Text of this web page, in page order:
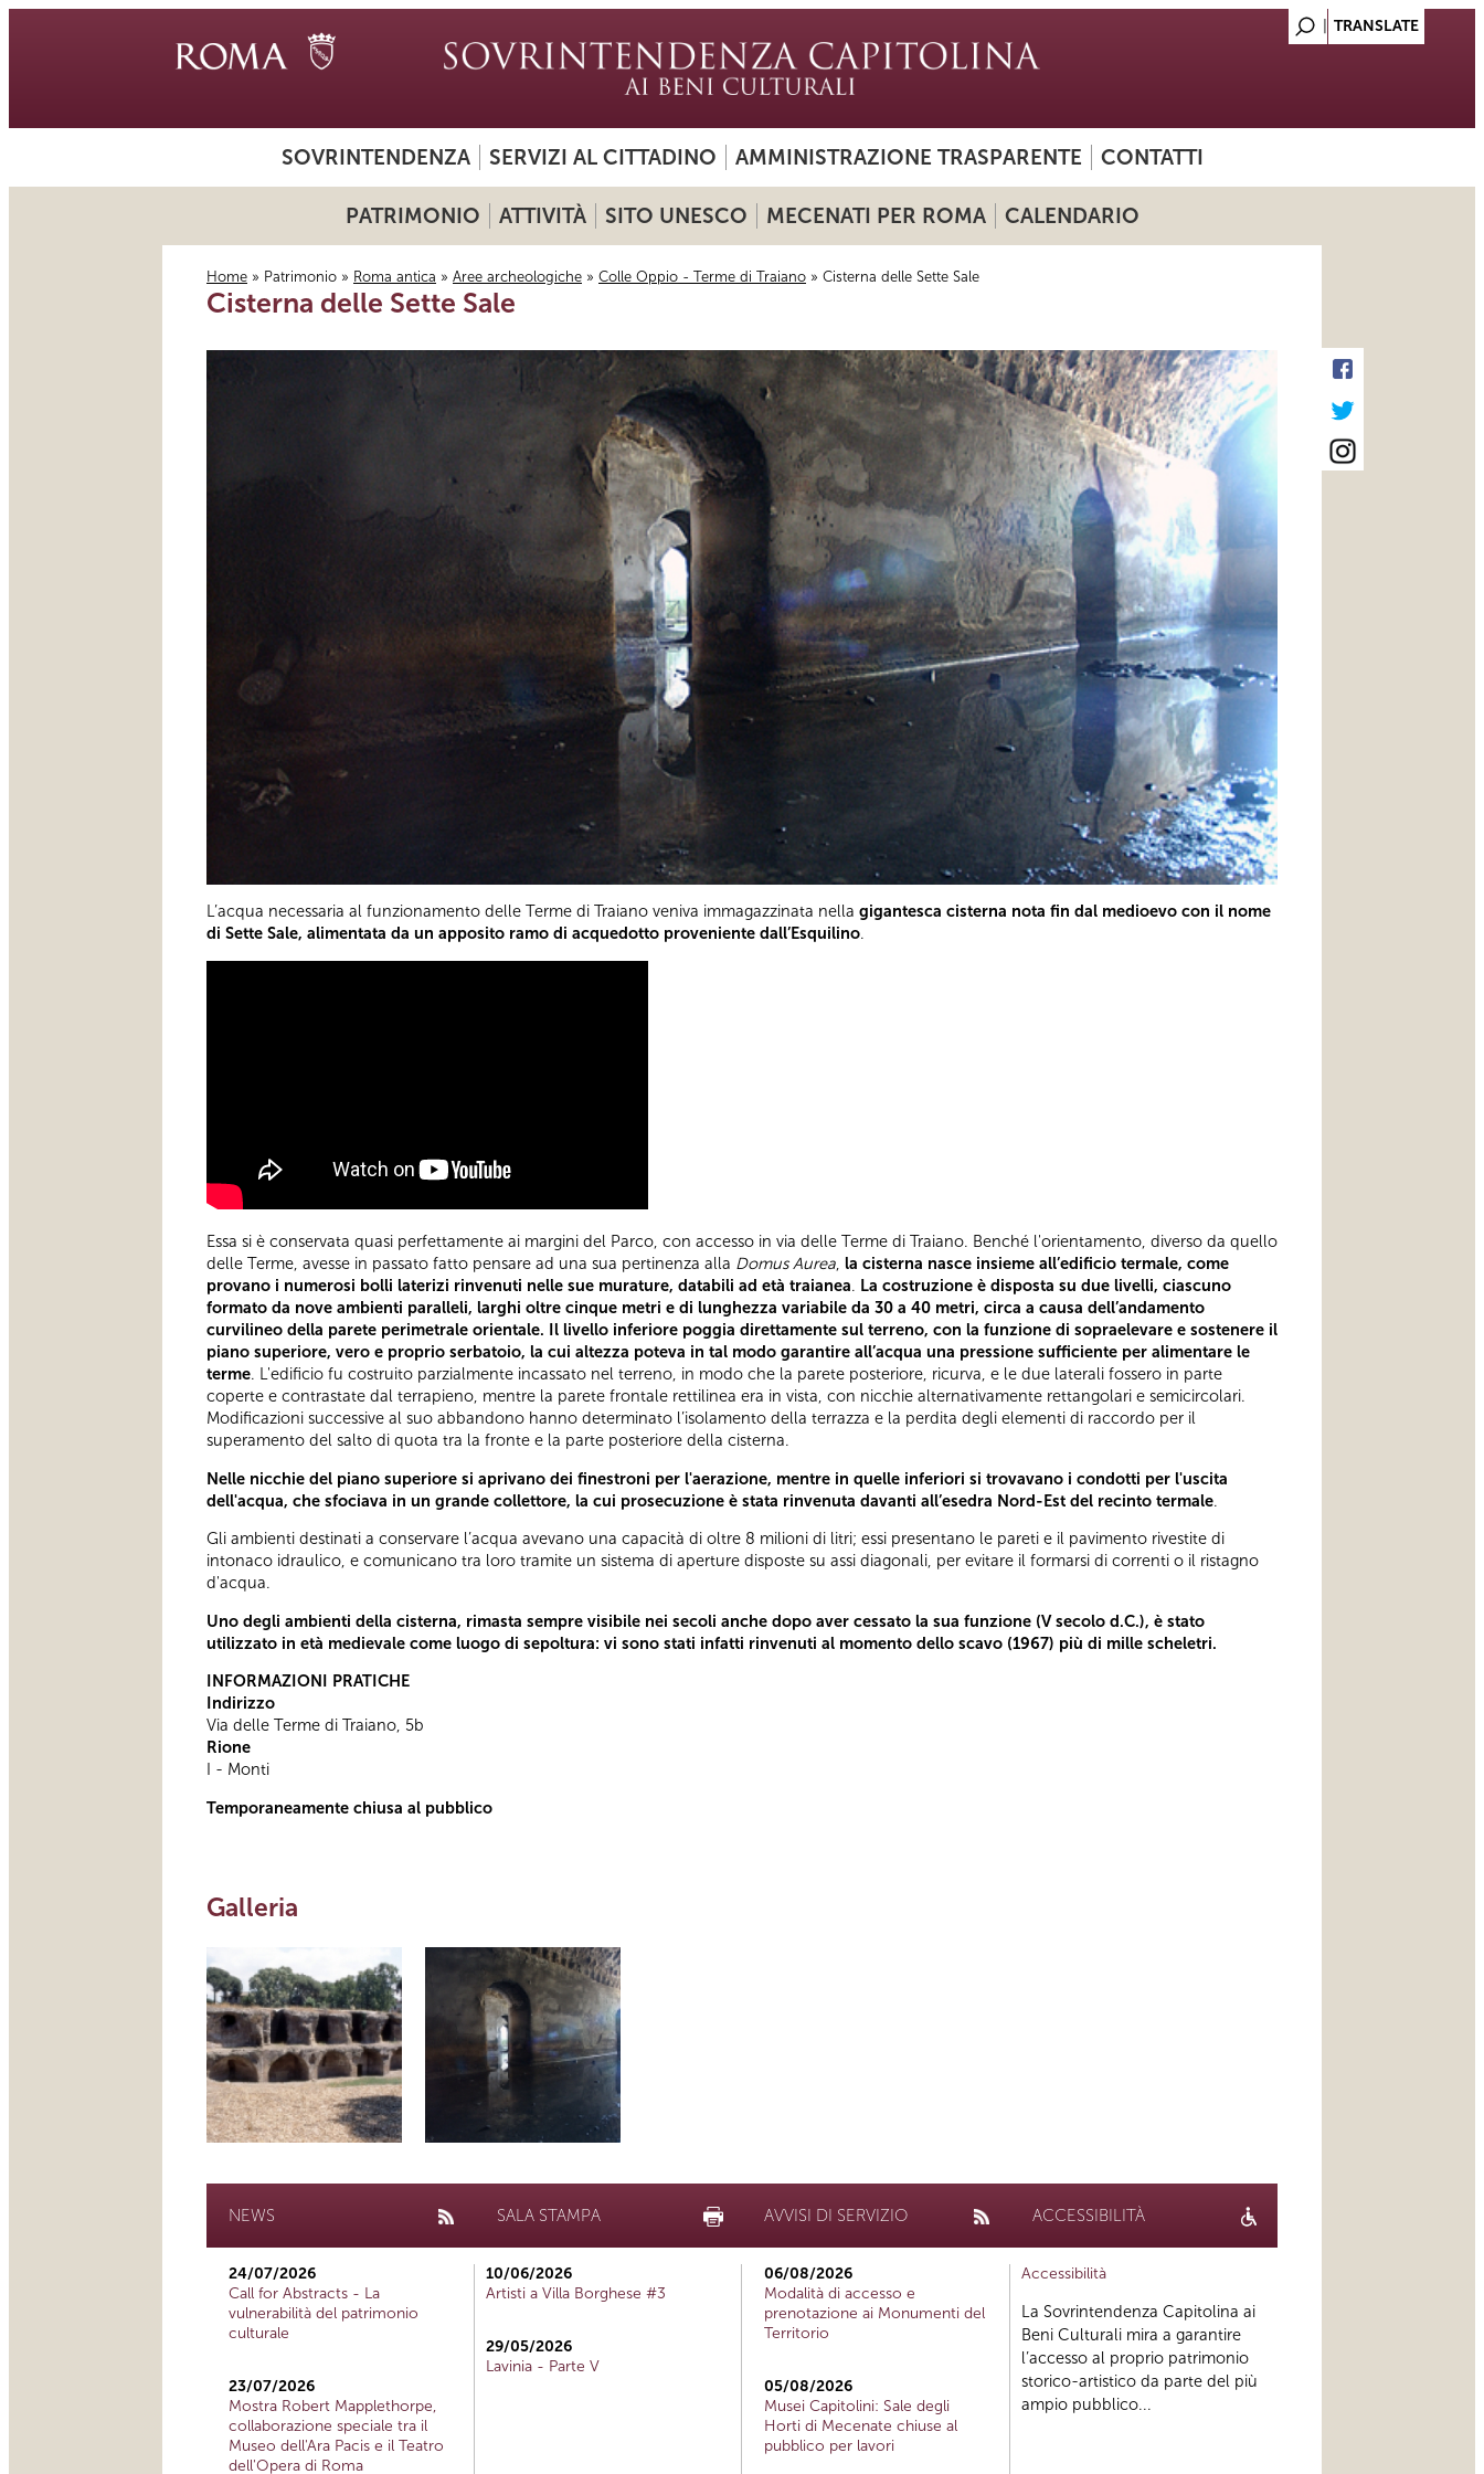
SOVRINTENDENZA SERVIZI AL CITTADINO AMMINISTRAZIONE TRASPARENTE CONTATTI
PATRIMONIO ATTIVITÀ SITO UNESCO MECENATI PER ROMA CALENDARIO
Tu sei qui
Home » Patrimonio » Roma antica » Aree archeologiche » Colle Oppio - Terme di Traiano » Cisterna delle Sette Sale
Cisterna delle Sette Sale
L’acqua necessaria al funzionamento delle Terme di Traiano veniva immagazzinata nella gigantesca cisterna nota fin dal medioevo con il nome
di Sette Sale, alimentata da un apposito ramo di acquedotto proveniente dall’Esquilino.
Essa si è conservata quasi perfettamente ai margini del Parco, con accesso in via delle Terme di Traiano. Benché l'orientamento, diverso da quello
delle Terme, avesse in passato fatto pensare ad una sua pertinenza alla Domus Aurea, la cisterna nasce insieme all’edificio termale, come
provano i numerosi bolli laterizi rinvenuti nelle sue murature, databili ad età traianea. La costruzione è disposta su due livelli, ciascuno
formato da nove ambienti paralleli, larghi oltre cinque metri e di lunghezza variabile da 30 a 40 metri, circa a causa dell’andamento
curvilineo della parete perimetrale orientale. Il livello inferiore poggia direttamente sul terreno, con la funzione di sopraelevare e sostenere il
piano superiore, vero e proprio serbatoio, la cui altezza poteva in tal modo garantire all’acqua una pressione sufficiente per alimentare le
terme. L'edificio fu costruito parzialmente incassato nel terreno, in modo che la parete posteriore, ricurva, e le due laterali fossero in parte
coperte e contrastate dal terrapieno, mentre la parete frontale rettilinea era in vista, con nicchie alternativamente rettangolari e semicircolari.
Modificazioni successive al suo abbandono hanno determinato l’isolamento della terrazza e la perdita degli elementi di raccordo per il
superamento del salto di quota tra la fronte e la parte posteriore della cisterna.
Nelle nicchie del piano superiore si aprivano dei finestroni per l'aerazione, mentre in quelle inferiori si trovavano i condotti per l'uscita
dell'acqua, che sfociava in un grande collettore, la cui prosecuzione è stata rinvenuta davanti all’esedra Nord-Est del recinto termale.
Gli ambienti destinati a conservare l’acqua avevano una capacità di oltre 8 milioni di litri; essi presentano le pareti e il pavimento rivestite di
intonaco idraulico, e comunicano tra loro tramite un sistema di aperture disposte su assi diagonali, per evitare il formarsi di correnti o il ristagno
d'acqua.
Uno degli ambienti della cisterna, rimasta sempre visibile nei secoli anche dopo aver cessato la sua funzione (V secolo d.C.), è stato
utilizzato in età medievale come luogo di sepoltura: vi sono stati infatti rinvenuti al momento dello scavo (1967) più di mille scheletri.
INFORMAZIONI PRATICHE
Indirizzo
Via delle Terme di Traiano, 5b
Rione
I - Monti
Temporaneamente chiusa al pubblico
Galleria
NEWS
24/07/2026
Call for Abstracts - La
vulnerabilità del patrimonio
culturale
23/07/2026
Mostra Robert Mapplethorpe,
collaborazione speciale tra il
Museo dell'Ara Pacis e il Teatro
dell'Opera di Roma
SALA STAMPA
10/06/2026
Artisti a Villa Borghese #3
29/05/2026
Lavinia - Parte V
AVVISI DI SERVIZIO
06/08/2026
Modalità di accesso e
prenotazione ai Monumenti del
Territorio
05/08/2026
Musei Capitolini: Sale degli
Horti di Mecenate chiuse al
pubblico per lavori
ACCESSIBILITÀ
Accessibilità
La Sovrintendenza Capitolina ai
Beni Culturali mira a garantire
l’accesso al proprio patrimonio
storico-artistico da parte del più
ampio pubblico...